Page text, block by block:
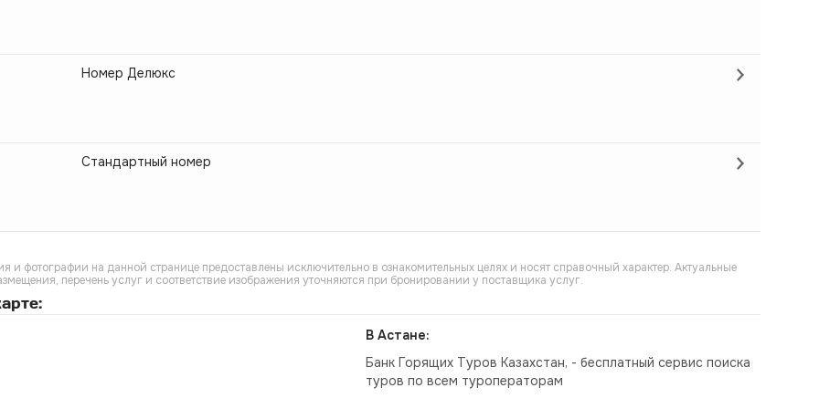
Номер Делюкс
Стандартный номер
и фотографии на данной странице предоставлены исключительно в ознакомительных целях и носят справочный характер. Актуальные
перечень услуг и соответствие изображения уточняются при бронировании у поставщика услуг.
В Астане:
Банк Горящих Туров Казахстан, - бесплатный сервис поиска
туров по всем туроператорам